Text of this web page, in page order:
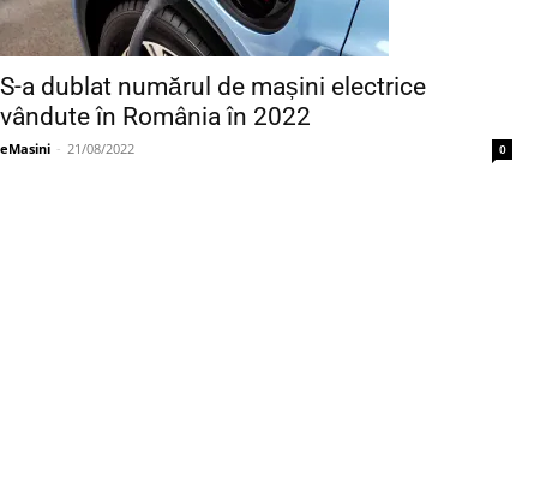
S-a dublat numărul de mașini electrice
vândute în România în 2022
eMasini - 21/08/2022 0